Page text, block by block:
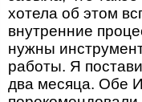
хотела об этом
внутренние
нужны
работы. Я
два месяца. Обе